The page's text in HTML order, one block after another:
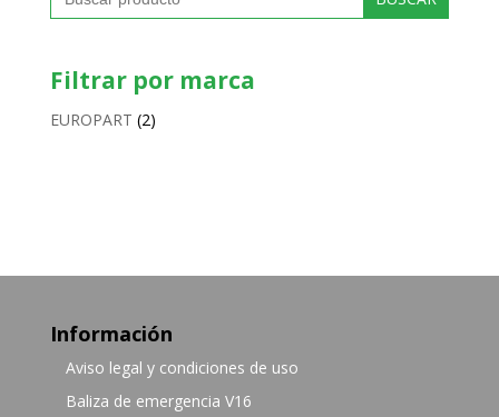
Filtrar por marca
EUROPART (2)
Información
Aviso legal y condiciones de uso
Baliza de emergencia V16